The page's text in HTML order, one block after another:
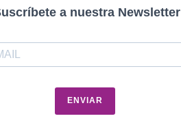
a nuestra Newsletter
ENVIAR